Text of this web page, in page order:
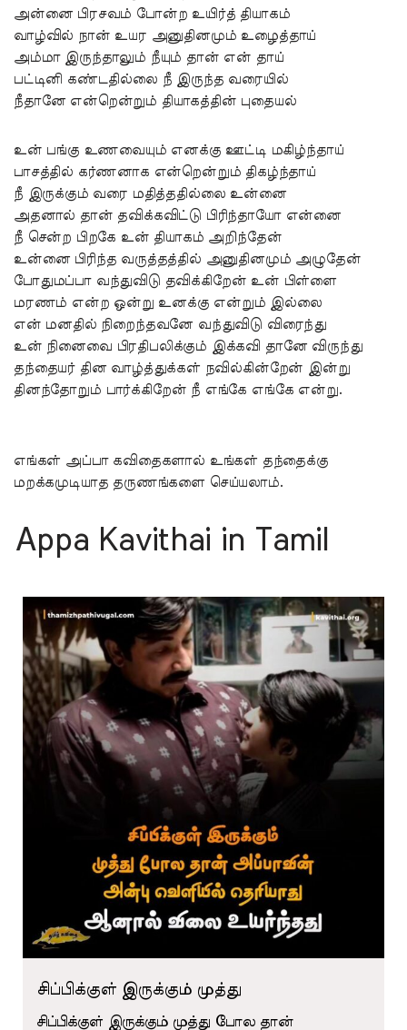
அன்னை பிரசவம் போன்ற உயிர்த் தியாகம்
வாழ்வில் நான் உயர அனுதினமும் உழைத்தாய்
அம்மா இருந்தாலும் நீயும் தான் என் தாய்
பட்டினி கண்டதில்லை நீ இருந்த வரையில்
நீதானே என்றென்றும் தியாகத்தின் புதையல்
உன் பங்கு உணவையும் எனக்கு ஊட்டி மகிழ்ந்தாய்
பாசத்தில் கர்ணனாக என்றென்றும் திகழ்ந்தாய்
நீ இருக்கும் வரை மதித்ததில்லை உன்னை
அதனால் தான் தவிக்கவிட்டு பிரிந்தாயோ என்னை
நீ சென்ற பிறகே உன் தியாகம் அறிந்தேன்
உன்னை பிரிந்த வருத்தத்தில் அனுதினமும் அழுதேன்
போதுமப்பா வந்துவிடு தவிக்கிறேன் உன் பிள்ளை
மரணம் என்ற ஒன்று உனக்கு என்றும் இல்லை
என் மனதில் நிறைந்தவனே வந்துவிடு விரைந்து
உன் நினைவை பிரதிபலிக்கும் இக்கவி தானே விருந்து
தந்தையர் தின வாழ்த்துக்கள் நவில்கின்றேன் இன்று
தினந்தோறும் பார்க்கிறேன் நீ எங்கே எங்கே என்று.
எங்கள் அப்பா கவிதைகளால் உங்கள் தந்தைக்கு
மறக்கமுடியாத தருணங்களை செய்யலாம்.
Appa Kavithai in Tamil
சிப்பிக்குள் இருக்கும் முத்து
சிப்பிக்குள் இருக்கும் முத்து போல தான்